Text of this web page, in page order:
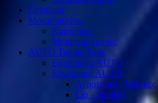
Εργαλεία
Μοτοσυκλέτες
Καινούριες
Μεταχειρισμένες
AUTO Tuning Parts
Εσωτερικό AUTO
Εξωτερικό AUTO
Αεροτομές - Μάσκες
Lip - Spoilers